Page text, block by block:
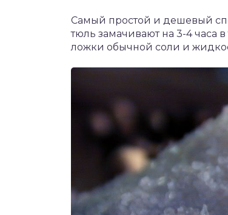
Самый простой и дешевый
тюль замачивают на 3-4 часа
ложки обычной соли и